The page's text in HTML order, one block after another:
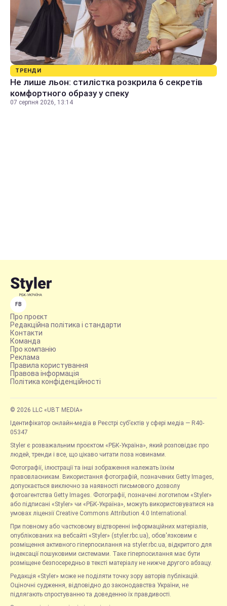
ТРЕНДИ
Не лише льон: стилістка розкрила 6 секретів
комфортного образу у спеку
07 серпня 2026, 13:14
FB
Про проєкт
Редакційна політика і стандарти
Контакти
Команда
Про компанію
Реклама
Правила користування
Правова інформація
Політика конфіденційності
© 2026 LLC «UBT MEDIA»
Ідентифікатор онлайн-медіа в Реєстрі суб’єктів у сфері медіа — R40-
05347
Styler є розважальним проєктом «РБК-Україна», який розповідає про
людей, тренди і все, що цікаво читати поза новинами.
Фотографії, ілюстрації та інші зображення належать їхнім
правовласникам. Використання фотографій, позначених Getty Images,
допускається виключно за наявності письмового дозволу
фотоагентства Getty Images. Фотографії, позначені логотипом «Styler»
або підписані «Styler» чи «РБК-Україна», можуть використовуватися на
умовах ліцензії Creative Commons Attribution 4.0 International.
При повному або частковому відтворенні інформаційних матеріалів,
опублікованих на вебсайті «Styler» (styler.rbc.ua), обов'язковим є
розміщення активного гіперпосилання на styler.rbc.ua, відкритого для
індексації пошуковими системами. Таке гіперпосилання має бути
розміщене безпосередньо в тексті матеріалу не нижче другого абзацу.
Редакція «Styler» може не поділяти точку зору авторів публікацій.
Оціночні судження, відповідно до законодавства України, не
підлягають спростуванню та доведенню їх правдивості.